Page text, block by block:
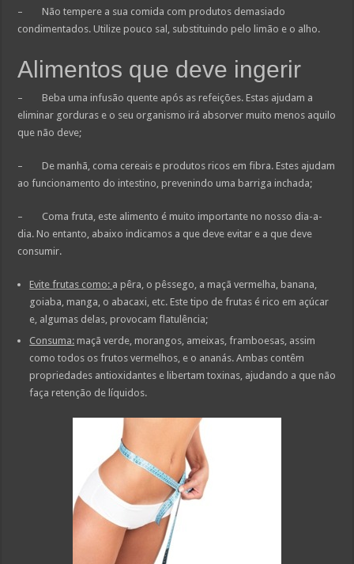
– Não tempere a sua comida com produtos demasiado
condimentados. Utilize pouco sal, substituindo pelo limão e o alho.
Alimentos que deve ingerir
– Beba uma infusão quente após as refeições. Estas ajudam a
eliminar gorduras e o seu organismo irá absorver muito menos aquilo
que não deve;
– De manhã, coma cereais e produtos ricos em fibra. Estes ajudam
ao funcionamento do intestino, prevenindo uma barriga inchada;
– Coma fruta, este alimento é muito importante no nosso dia-a-
dia. No entanto, abaixo indicamos a que deve evitar e a que deve
consumir.
Evite frutas como: a pêra, o pêssego, a maçã vermelha, banana,
goiaba, manga, o abacaxi, etc. Este tipo de frutas é rico em açúcar
e, algumas delas, provocam flatulência;
Consuma: maçã verde, morangos, ameixas, framboesas, assim
como todos os frutos vermelhos, e o ananás. Ambas contêm
propriedades antioxidantes e libertam toxinas, ajudando a que não
faça retenção de líquidos.